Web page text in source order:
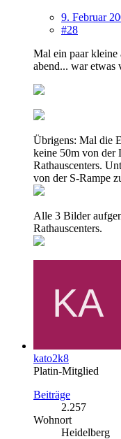
9. Februar
#28
Mal ein paar kleine
abend... war etwas
Übrigens: Mal die
keine 50m von der
Rathauscenters.
von der S-Rampe
Alle 3 Bilder
Rathauscenters.
kato2k8
Platin-Mitglied
Beiträge
2.257
Wohnort
Heidelberg